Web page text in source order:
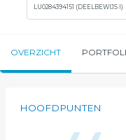
LU0284394151 (DEELBEWIJS I)
OVERZICHT
HOOFDPUNTEN